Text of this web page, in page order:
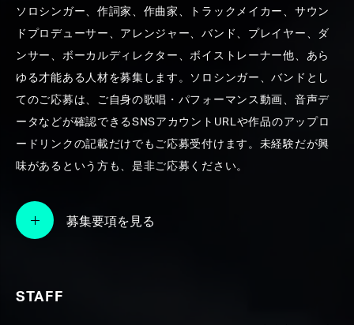
ALL CREATORS ＆ ARTISTS PRODUCE
SEARCH
ソロシンガー、作詞家、作曲家、トラックメイカー、サウン
ドプロデューサー、アレンジャー、バンド、プレイヤー、ダ
ンサー、ボーカルディレクター、ボイストレーナー他、あら
ゆる才能ある人材を募集します。ソロシンガー、バンドとし
てのご応募は、ご自身の歌唱・パフォーマンス動画、音声デ
ータなどが確認できるSNSアカウントURLや作品のアップロ
ードリンクの記載だけでもご応募受付けます。未経験だが興
味があるという方も、是非ご応募ください。
募集要項を見る
STAFF